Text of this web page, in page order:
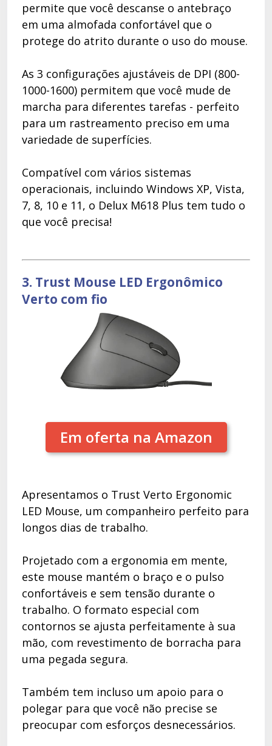
permite que você descanse o antebraço
em uma almofada confortável que o
protege do atrito durante o uso do mouse.
As 3 configurações ajustáveis de DPI (800-
1000-1600) permitem que você mude de
marcha para diferentes tarefas - perfeito
para um rastreamento preciso em uma
variedade de superfícies.
Compatível com vários sistemas
operacionais, incluindo Windows XP, Vista,
7, 8, 10 e 11, o Delux M618 Plus tem tudo o
que você precisa!
3. Trust Mouse LED Ergonômico
Verto com fio
Em oferta na Amazon
Apresentamos o Trust Verto Ergonomic
LED Mouse, um companheiro perfeito para
longos dias de trabalho.
Projetado com a ergonomia em mente,
este mouse mantém o braço e o pulso
confortáveis e sem tensão durante o
trabalho. O formato especial com
contornos se ajusta perfeitamente à sua
mão, com revestimento de borracha para
uma pegada segura.
Também tem incluso um apoio para o
polegar para que você não precise se
preocupar com esforços desnecessários.